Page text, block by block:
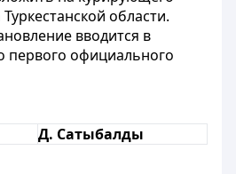
области.
вводится в
первого официального
Д. Сатыбалды